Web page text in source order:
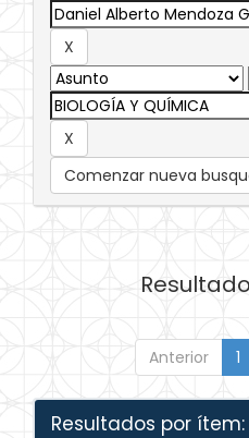
Comenzar nueva
Anterior 1
Resultados por ítem: